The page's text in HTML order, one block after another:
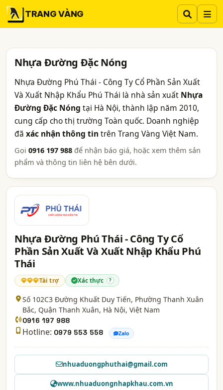
TRANG VÀNG
Nhựa Đường Đặc Nóng
Nhựa Đường Phú Thái - Công Ty Cổ Phần Sản Xuất
Và Xuất Nhập Khẩu Phú Thái là nhà sản xuất Nhựa
Đường Đặc Nóng tại Hà Nội, thành lập năm 2010,
cung cấp cho thị trường Toàn quốc. Doanh nghiệp
đã xác nhận thông tin trên Trang Vàng Việt Nam.
Gọi 0916 197 988 để nhận báo giá, hoặc xem thêm sản
phẩm và thông tin liên hệ bên dưới.
Nhựa Đường Phú Thái - Công Ty Cổ
Phần Sản Xuất Và Xuất Nhập Khẩu Phú
Thái
Tài trợ Xác thực ?
Số 102C3 Đường Khuất Duy Tiến, Phường Thanh Xuân
Bắc, Quận Thanh Xuân, Hà Nội, Việt Nam
0916 197 988
Hotline: 0979 553 558 Zalo
nhuaduongphuthai@gmail.com
www.nhuaduongnhapkhau.com.vn